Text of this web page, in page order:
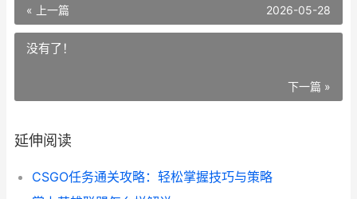
« 上一篇 2026-05-28
没有了！
下一篇 »
延伸阅读
CSGO任务通关攻略：轻松掌握技巧与策略